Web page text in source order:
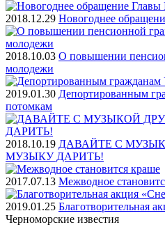
2018.12.29 Новогоднее
2018.10.03 О повышении
молодежи
2019.01.30 Депортированным
потомкам
2018.10.19 ДАВАЙТЕ С
МУЗЫКУ ДАРИТЬ!
2017.07.13 Межводное
2019.01.25 Благотворительная
Черноморские известия